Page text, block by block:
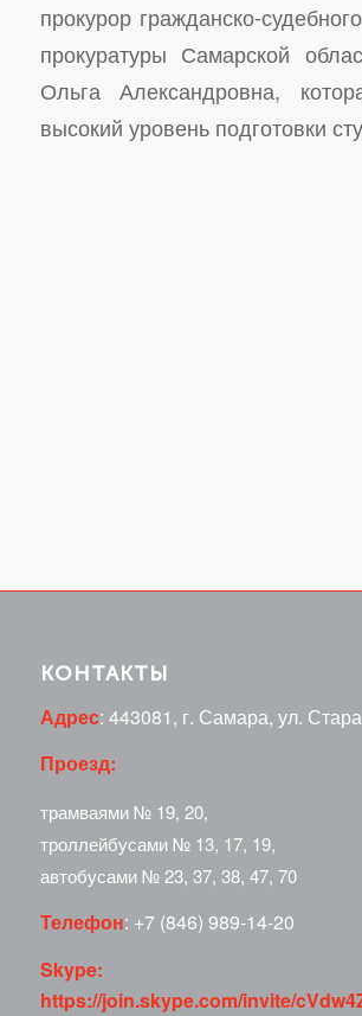
прокурор гражданско-
прокуратуры Самарской
Ольга Александровна,
высокий уровень подготовки
КОНТАКТЫ
Адрес: 443081, г. Самара, ул.
Проезд:
трамваями № 19, 20,
троллейбусами № 13, 17, 19,
автобусами № 23, 37, 38, 47, 70
Телефон: +7 (846) 989-14-20
Skype:
https://join.skype.com/invite/